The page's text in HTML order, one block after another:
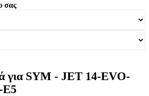
σας
για SYM - JET 14-EVO-
E5